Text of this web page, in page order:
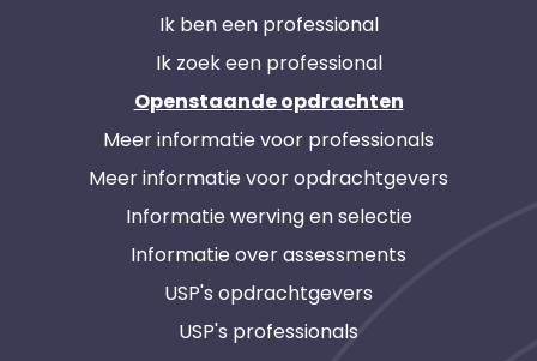
Ik ben een professional
Ik zoek een professional
Openstaande opdrachten
Meer informatie voor professionals
Meer informatie voor opdrachtgevers
Informatie werving en selectie
Informatie over assessments
USP's opdrachtgevers
USP's professionals